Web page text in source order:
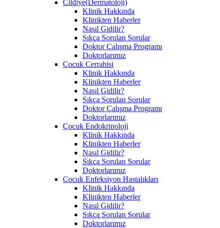
Cildiye(Dermatoloji)
Klinik Hakkında
Klinikten Haberler
Nasıl Gidilir?
Sıkça Sorulan Sorular
Doktor Çalışma Programı
Doktorlarımız
Çocuk Cerrahisi
Klinik Hakkında
Klinikten Haberler
Nasıl Gidilir?
Sıkça Sorulan Sorular
Doktor Çalışma Programı
Doktorlarımız
Çocuk Endokrinoloji
Klinik Hakkında
Klinikten Haberler
Nasıl Gidilir?
Sıkça Sorulan Sorular
Doktorlarımız
Çocuk Enfeksiyon Hastalıkları
Klinik Hakkında
Klinikten Haberler
Nasıl Gidilir?
Sıkça Sorulan Sorular
Doktorlarımız